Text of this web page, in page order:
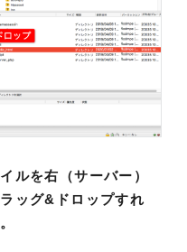
ルを右（サーバー）
ッグ&ドロップすれ